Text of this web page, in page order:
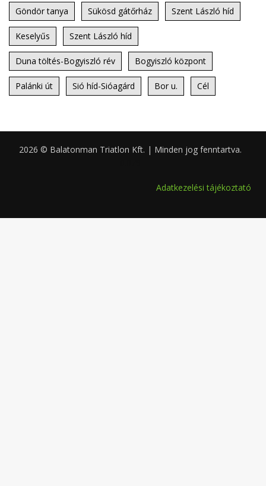
Göndör tanya Sükösd gátőrház Szent László híd
Keselyűs Szent László híd
Duna töltés-Bogyiszló rév Bogyiszló központ
Palánki út Sió híd-Sióagárd Bor u. Cél
2026 © Balatonman Triatlon Kft. | Minden jog fenntartva.
Adatkezelési tájékoztató